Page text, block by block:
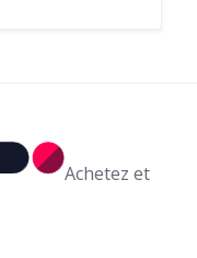
Achetez et